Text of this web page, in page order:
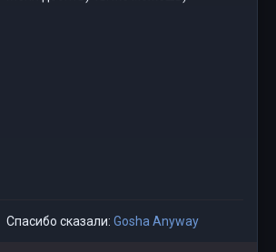
Спасибо сказали: Gosha Anyway